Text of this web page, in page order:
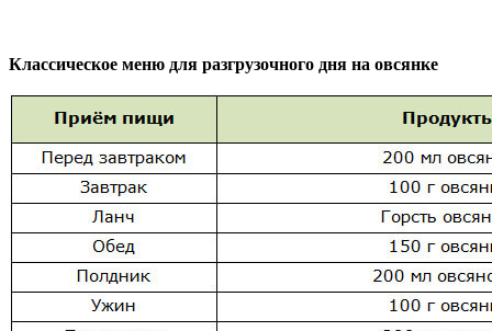
Классическое меню для разгрузочного дня на овсянке